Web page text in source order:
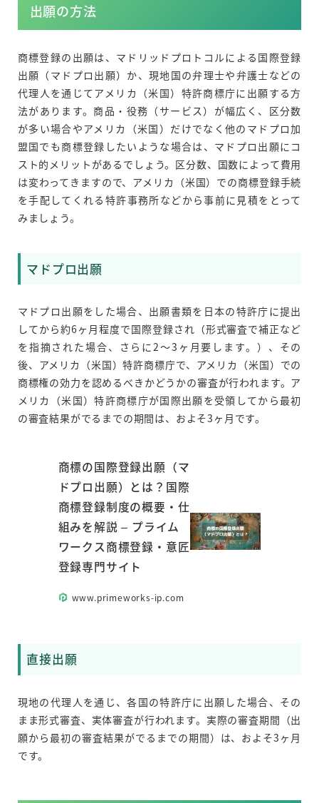
出願の方法
商標登録の出願は、マドリッドプロトコルによる国際登録
出願（マドプロ出願）か、現地国の弁理士や弁護士などの
代理人を通じてアメリカ（米国）特許商標庁に出願する方
法があります。商品・役務（サービス）が幅広く、区分数
が多い場合やアメリカ（米国）だけでなく他のマドプロ加
盟国でも商標登録したいような場合は、マドプロ出願にコ
スト的メリットがあるでしょう。区分数、国数によって費用
は変わってきますので、アメリカ（米国）での商標登録手続
を手配してくれる特許事務所などから事前に見積をとって
みましょう。
マドプロ出願
マドプロ出願をした場合、出願書類を日本の特許庁に提出
してから約6ヶ月程度で国際登録され（形式審査で補正など
を指摘された場合、さらに2～3ヶ月要します。）、その
後、アメリカ（米国）特許商標庁で、アメリカ（米国）での
商標権の効力を認めるべきかどうかの審査が行われます。ア
メリカ（米国）特許商標庁が国際出願を受領してから最初
の審査結果がでるまでの期間は、およそ3ヶ月です。
商標の国際登録出願（マ
ドプロ出願）とは？国際
商標登録制度の概要・仕
組みを解説 – プライム
ワークス商標登録・意匠
登録専門サイト
www.primeworks-ip.com
直接出願
現地の代理人を通じ、各国の特許庁に出願した場合、その
まま形式審査、実体審査が行われます。実際の審査期間（出
願から最初の審査結果がでるまでの期間）は、およそ3ヶ月
です。